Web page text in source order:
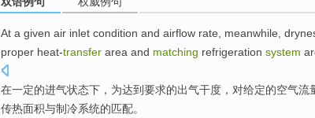
At a given air inlet condition and airflow rate , meanwhile,
proper heat-transfer area and matching refrigeration system
在一定的进气状态下 ，为达到要求的出气干度，对给定的空气流
传热面积与制冷系统的匹配。